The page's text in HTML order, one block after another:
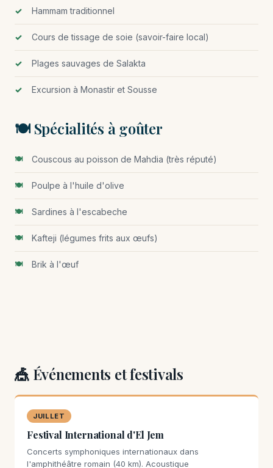
Hammam traditionnel
Cours de tissage de soie (savoir-faire local)
Plages sauvages de Salakta
Excursion à Monastir et Sousse
🍽️ Spécialités à goûter
Couscous au poisson de Mahdia (très réputé)
Poulpe à l'huile d'olive
Sardines à l'escabeche
Kafteji (légumes frits aux œufs)
Brik à l'œuf
🎪 Événements et festivals
JUILLET
Festival International d'El Jem
Concerts symphoniques internationaux dans
l'amphithéâtre romain (40 km). Acoustique